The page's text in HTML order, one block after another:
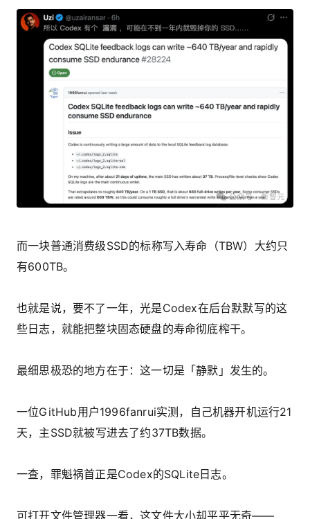
而一块普通消费级SSD的标称写入寿命（TBW）大约只
有600TB。
也就是说，要不了一年，光是Codex在后台默默写的这
些日志，就能把整块固态硬盘的寿命彻底榨干。
最细思极恐的地方在于：这一切是「静默」发生的。
一位GitHub用户1996fanrui实测，自己机器开机运行21
天，主SSD就被写进去了约37TB数据。
一查，罪魁祸首正是Codex的SQLite日志。
可打开文件管理器一看，这文件大小却平平无奇——